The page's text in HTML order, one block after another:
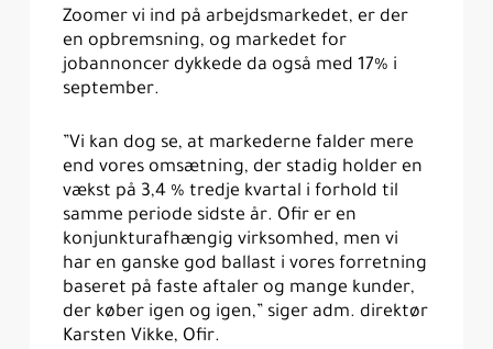
Zoomer vi ind på arbejdsmarkedet, er der
en opbremsning, og markedet for
jobannoncer dykkede da også med 17% i
september.
”Vi kan dog se, at markederne falder mere
end vores omsætning, der stadig holder en
vækst på 3,4 % tredje kvartal i forhold til
samme periode sidste år. Ofir er en
konjunkturafhængig virksomhed, men vi
har en ganske god ballast i vores forretning
baseret på faste aftaler og mange kunder,
der køber igen og igen,” siger adm. direktør
Karsten Vikke, Ofir.